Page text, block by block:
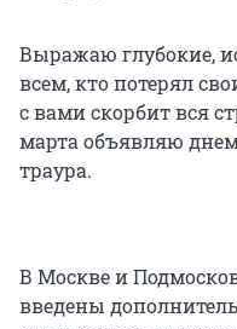
Выражаю глубокие,
всем, кто потерял
с вами скорбит вся
марта объявляю
траура.
В Москве и
введены